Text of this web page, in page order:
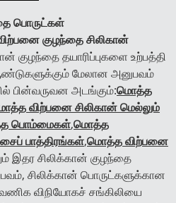
பொருட்கள்
குழந்தை சிலிகான்
குழந்தை தயாரிப்புகளை உற்பத்தி
மேலான அனுபவம்
பின்வருவன அடங்கும்:மொத்த
விற்பனை சிலிகான் மெல்லும்
பொம்மைகள்,மொத்த
பாத்திரங்கள்,மொத்த விற்பனை
இதர சிலிக்கான் குழந்தை
சிலிக்கான் பொருட்களுக்கான
விநியோகச் சங்கிலியை